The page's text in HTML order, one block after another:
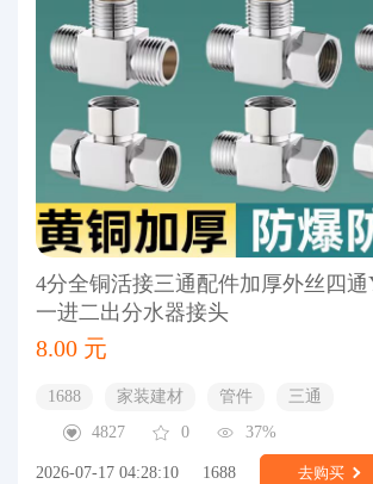
4分全铜活接三通配件加厚外丝四
一进二出分水器接头
8.00 元
1688 家装建材 管件
三通
4827
0 37%
2026-07-17 04:28:10 1688 去购买